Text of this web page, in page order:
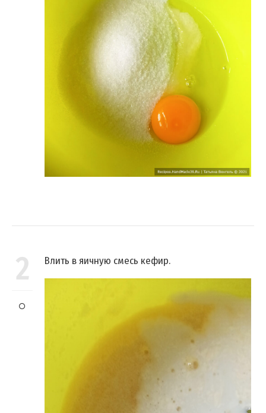
2 Влить в яичную смесь кефир.